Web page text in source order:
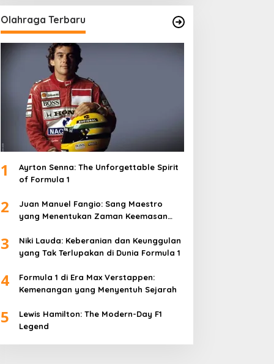
Olahraga Terbaru
1
Ayrton Senna: The Unforgettable Spirit
of Formula 1
2
Juan Manuel Fangio: Sang Maestro
yang Menentukan Zaman Keemasan
3
Niki Lauda: Keberanian dan Keunggulan
yang Tak Terlupakan di Dunia Formula 1
4
Formula 1 di Era Max Verstappen:
Kemenangan yang Menyentuh Sejarah
5
Lewis Hamilton: The Modern-Day F1
Legend